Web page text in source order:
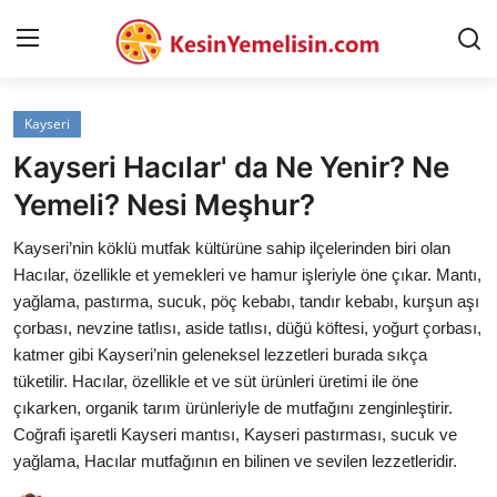
AnaSayfa
Gizlilik Sözleşmesi
Rüya Tabirleri
Diyet & Sağlıklı Beslenme
İletişim
Şehirler
Helal Gıda & Dini Hükümler
Kayseri
Kayseri Hacılar' da Ne Yenir? Ne
Yemeli? Nesi Meşhur?
Kayseri’nin köklü mutfak kültürüne sahip ilçelerinden biri olan
Hacılar, özellikle et yemekleri ve hamur işleriyle öne çıkar. Mantı,
yağlama, pastırma, sucuk, pöç kebabı, tandır kebabı, kurşun aşı
çorbası, nevzine tatlısı, aside tatlısı, düğü köftesi, yoğurt çorbası,
katmer gibi Kayseri’nin geleneksel lezzetleri burada sıkça
tüketilir. Hacılar, özellikle et ve süt ürünleri üretimi ile öne
çıkarken, organik tarım ürünleriyle de mutfağını zenginleştirir.
Coğrafi işaretli Kayseri mantısı, Kayseri pastırması, sucuk ve
yağlama, Hacılar mutfağının en bilinen ve sevilen lezzetleridir.